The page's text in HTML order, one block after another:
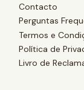
Contacto
Perguntas
Termos e
Política de
Livro de